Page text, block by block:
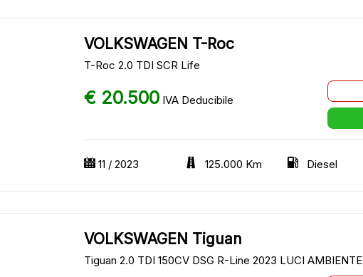
VOLKSWAGEN T-Roc
T-Roc 2.0 TDI SCR Life
€ 20.500 IVA Deducibile
11 / 2023 125.000 Km Diesel
VOLKSWAGEN Tiguan
Tiguan 2.0 TDI 150CV DSG R-Line 2023 LUCI AMBIENTE